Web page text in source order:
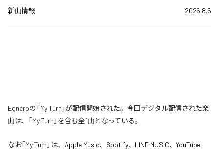
新曲情報 2026.8.6
Egnaroの「My Turn」が配信開始された。今回デジタル配信された楽
曲は、「My Turn」を含む全1曲となっている。
なお「My Turn 」は、 Apple Music、 Spotify、 LINE MUSIC、 YouTube